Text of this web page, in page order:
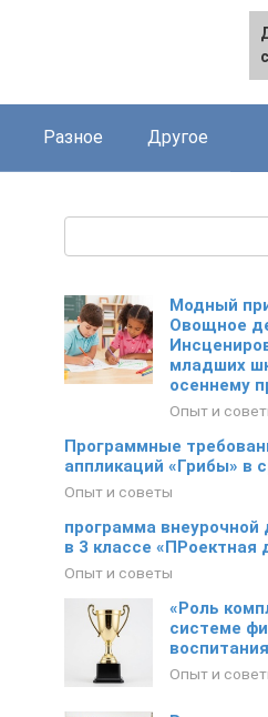
Разное Другое
Модный
Овощное
младших
осеннему
Опыт и
Программные
аппликаций «Грибы» в
Опыт и советы
программа внеурочной
в 3 классе «ПРоектная
Опыт и советы
«Роль
системе
Опыт и